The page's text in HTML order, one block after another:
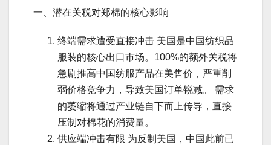
一、潜在关税对郑棉的核心影响
终端需求遭受直接冲击 美国是中国纺织品
服装的核心出口市场。100%的额外关税将
急剧推高中国纺服产品在美售价，严重削
弱价格竞争力，导致美国订单锐减。 需求
的萎缩将通过产业链自下而上传导，直接
压制对棉花的消费量。
供应端冲击有限 为反制美国，中国此前已